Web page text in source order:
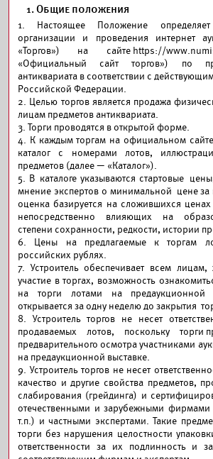
1. Общие положения
1. Настоящее Положение
организации и проведения интернет
«Торгов») на сайте https://
«Официальный сайт торгов») по
антиквариата в соответствии с
Российской Федерации.
2. Целью торгов является продажа
лицам предметов антиквариата.
3. Торги проводятся в открытой форме.
4. К каждым торгам на официальном сайте
каталог с номерами лотов,
предметов (далее — «Каталог»).
5. В каталоге указываются стартовые
мнение экспертов о минимальной цене за
оценка базируется на сложившихся
непосредственно влияющих на
степени сохранности, редкости, истории
6. Цены на предлагаемые к торгам
российских рублях.
7. Устроитель обеспечивает всем
участие в торгах, возможность
на торги лотами на предаукционной
открывается за одну неделю до закрытия
8. Устроитель торгов не несет
продаваемых лотов, поскольку торги
предварительного осмотра участниками
на предаукционной выставке.
9. Устроитель торгов не несет
качество и другие свойства предметов,
слабирования (грейдинга) и
отечественными и зарубежными фирмами
т.п.) и частными экспертами. Такие
торги без нарушения целостности
ответственности за их подлинность и